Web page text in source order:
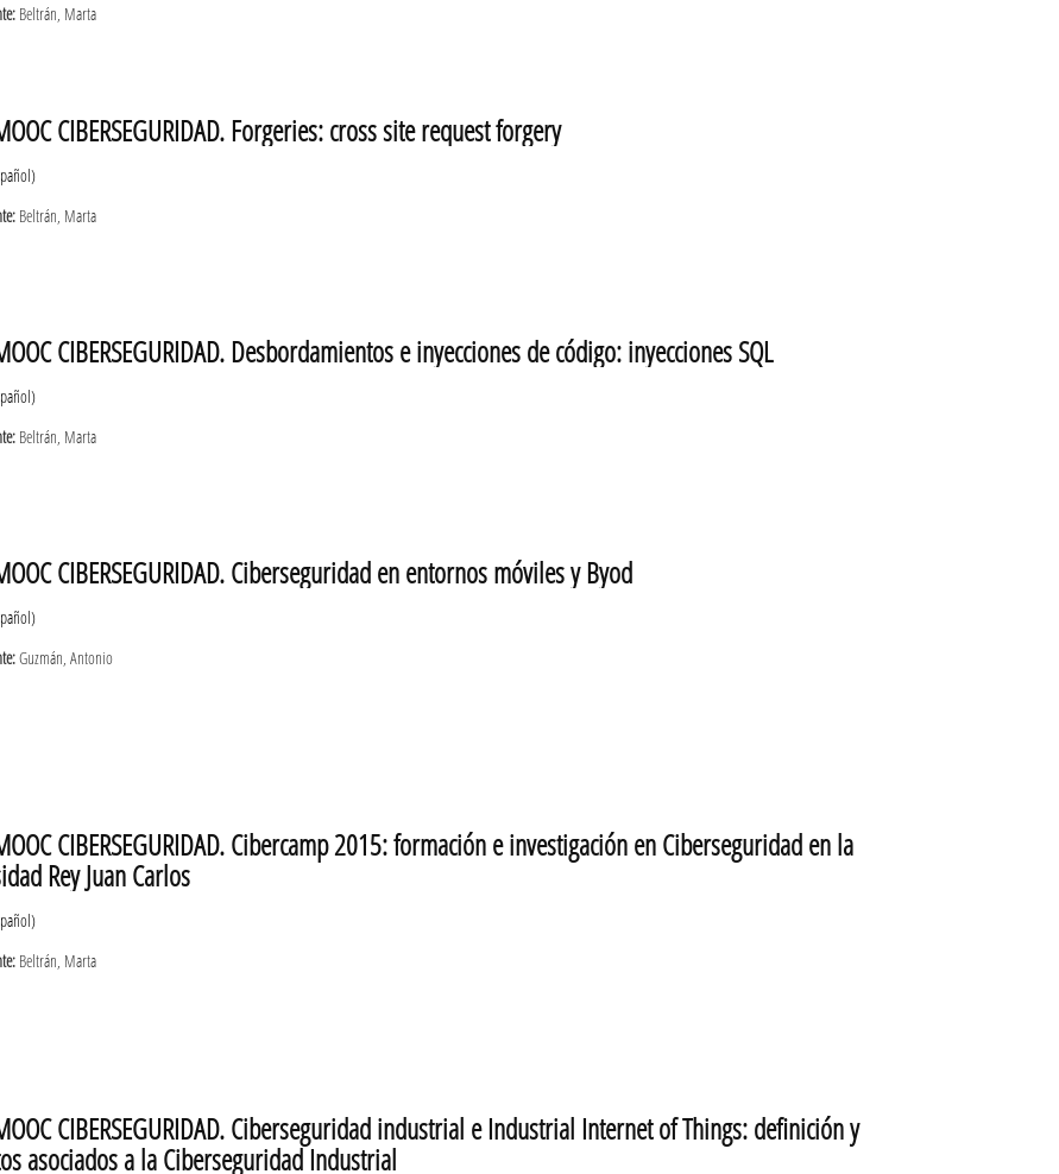
Beltrán, Marta
CIBERSEGURIDAD. Forgeries: cross site request forgery
Beltrán, Marta
CIBERSEGURIDAD. Desbordamientos e inyecciones de código: inyecciones SQL
Beltrán, Marta
CIBERSEGURIDAD. Ciberseguridad en entornos móviles y Byod
Guzmán, Antonio
CIBERSEGURIDAD. Cibercamp 2015: formación e investigación en Ciberseguridad en la
Rey Juan Carlos
Beltrán, Marta
CIBERSEGURIDAD. Ciberseguridad industrial e Industrial Internet of Things: definición y
asociados a la Ciberseguridad Industrial